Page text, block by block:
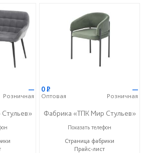
—
Розничная
0Р
Оптовая
—
Розничная
Фабрика «ТПК Мир Стульев»
8 (927) 648-00-04
Показать телефон
Страница фабрики
Прайс-лист